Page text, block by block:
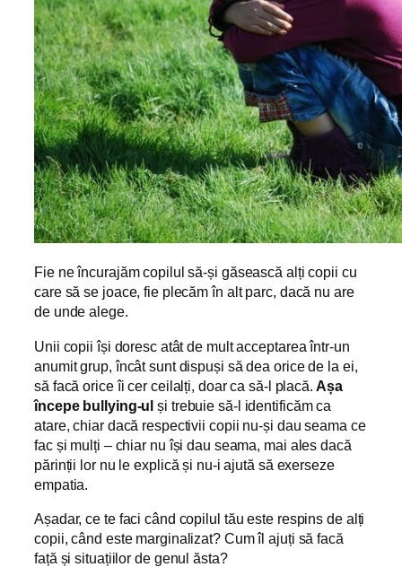
Fie ne încurajăm copilul să-și găsească alți copii cu
care să se joace, fie plecăm în alt parc, dacă nu are
de unde alege.
Unii copii își doresc atât de mult acceptarea într-un
anumit grup, încât sunt dispuși să dea orice de la ei,
să facă orice îi cer ceilalți, doar ca să-l placă. Așa
începe bullying-ul și trebuie să-l identificăm ca
atare, chiar dacă respectivii copii nu-și dau seama ce
fac și mulți – chiar nu își dau seama, mai ales dacă
părinții lor nu le explică și nu-i ajută să exerseze
empatia.
Așadar, ce te faci când copilul tău este respins de alți
copii, când este marginalizat? Cum îl ajuți să facă
față și situațiilor de genul ăsta?